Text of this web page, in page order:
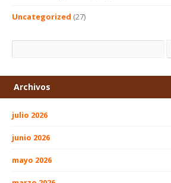
Uncategorized (27)
Archivos
julio 2026
junio 2026
mayo 2026